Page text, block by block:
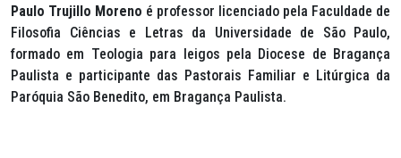
Paulo Trujillo Moreno é professor licenciado pela Faculdade de
Filosofia Ciências e Letras da Universidade de São Paulo,
formado em Teologia para leigos pela Diocese de Bragança
Paulista e participante das Pastorais Familiar e Litúrgica da
Paróquia São Benedito, em Bragança Paulista.